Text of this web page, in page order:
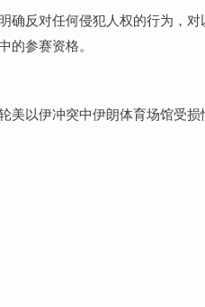
确反对任何侵犯人权的行为，
参赛资格。
美以伊冲突中伊朗体育场馆受